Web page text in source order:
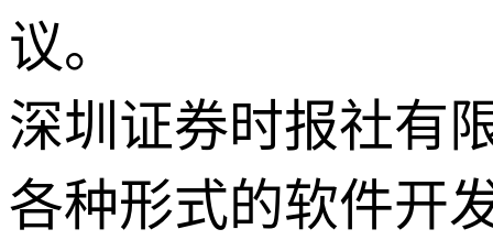
议。
深圳证券时报社有
各种形式的软件开